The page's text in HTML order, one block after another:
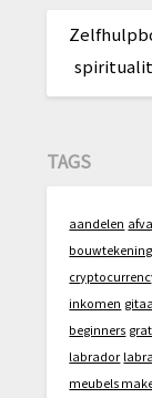
TAGS
aandelen
inkomen
beginners
labrador
meubels